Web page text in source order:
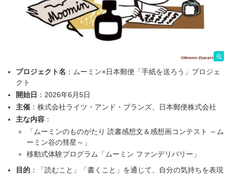
プロジェクト名 ：ムーミン×日本郵便「手紙を送ろう」プロジェ
クト
開始日 ：2026年6月5日
主催 ：株式会社ライツ・アンド・ブランズ、日本郵便株式会社
主な内容 ：
「ムーミンのものがたり 読書感想文＆感想画コンテスト ～ム
ーミン谷の彗星～」
移動式体験プログラム「ムーミン ファンデリバリー」
目的 ：「読むこと」「書くこと」を通じて、自分の気持ちを表現